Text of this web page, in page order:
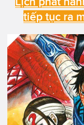
tiếp tục ra